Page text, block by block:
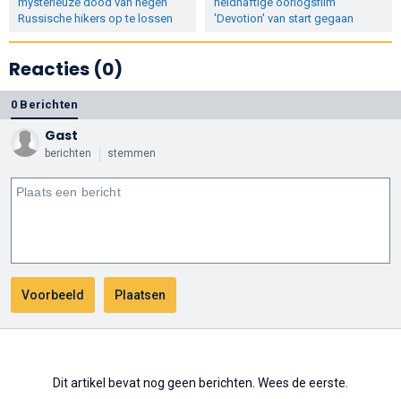
Russische hikers op te lossen
'Devotion' van start gegaan
Reacties (0)
0 Berichten
Gast
berichten stemmen
Dit artikel bevat nog geen berichten. Wees de eerste.